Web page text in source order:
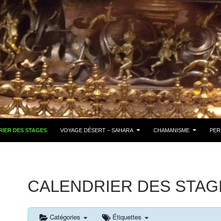
DES STAGES VOYAGE DÉSERT – SAHARA CHAMANISME
CALENDRIER DES
Catégories Étiquettes